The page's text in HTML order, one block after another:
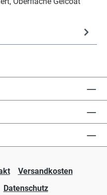
Versandkosten
Datenschutz